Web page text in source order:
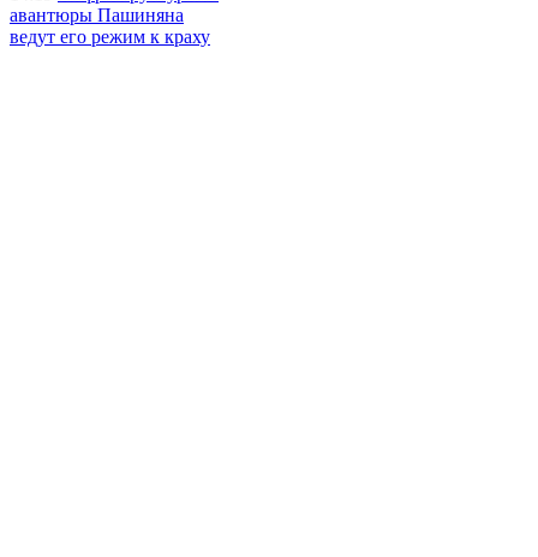
авантюры Пашиняна
ведут его режим к краху